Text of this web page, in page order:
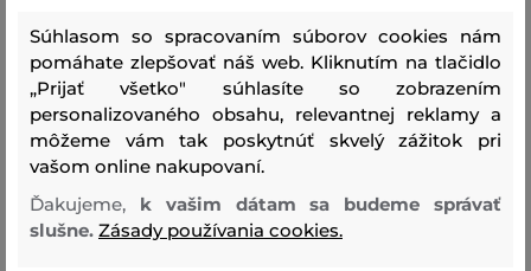
kombinovateľný kúsok, ktorý sa stane veľmi obľúbenou
a zároveň nepostrádateľnou súčasťou Vašich zimných
outfitov.
Kód produktu:
306560_2M56-623-CC-09-0
Súhlasom so spracovaním súborov cookies nám
pomáhate zlepšovať náš web. Kliknutím na tlačidlo
„Prijať všetko" súhlasíte so zobrazením
personalizovaného obsahu, relevantnej reklamy a
môžeme vám tak poskytnúť skvelý zážitok pri
vašom online nakupovaní.
Ďakujeme, k vašim dátam sa budeme správať
slušne. Zásady používania cookies.